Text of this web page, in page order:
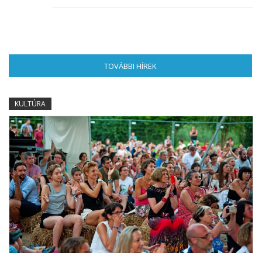
TOVÁBBI HÍREK
KULTÚRA